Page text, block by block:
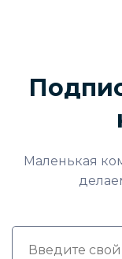
Маленькая